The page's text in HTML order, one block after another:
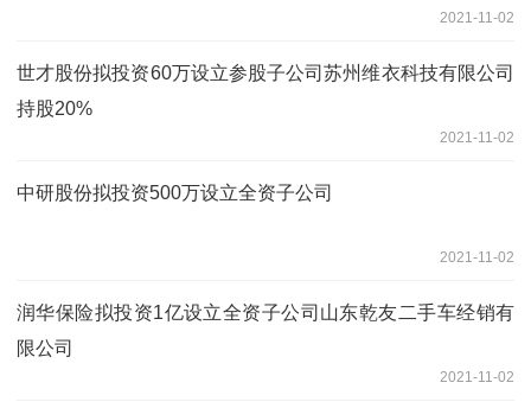
2021-11-02
世才股份拟投资60万设立参股子公司苏州维衣科技有限公司
持股20%
2021-11-02
中研股份拟投资500万设立全资子公司
2021-11-02
润华保险拟投资1亿设立全资子公司山东乾友二手车经销有
限公司
2021-11-02